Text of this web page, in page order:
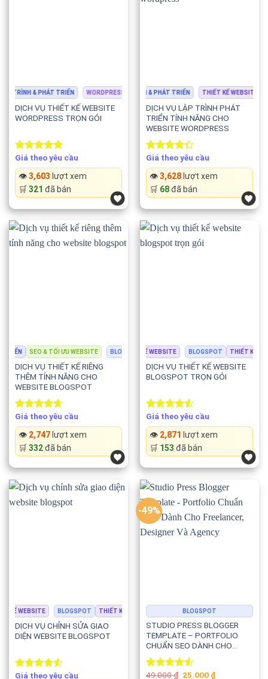
TRÌNH & PHÁT TRIỂN WORDPRESS THIẾT KẾ WEBSITE LẬP TRÌNH & PHÁT TRIỂN
DỊCH VỤ THIẾT KẾ WEBSITE
WORDPRESS TRỌN GÓI
Rated5.00
out of 5
Giá theo yêu cầu
👁️3,603 lượt xem
🛒 321 đã bán
THIẾT KẾ WEBSITE LẬP TRÌNH & PHÁT TRIỂN THIẾT KẾ WEBSITE
DỊCH VỤ LẬP TRÌNH PHÁT
TRIỂN TÍNH NĂNG CHO
WEBSITE WORDPRESS
Rated
4.33out
of 5
Giá theo yêu cầu
👁️3,628lượt xem
🛒 68đã bán
SEO & TỐI ƯU WEBSITE BLOGSPOT THIẾT KẾ WEBSITE LẬP TRÌNH & PHÁT
DỊCH VỤ THIẾT KẾ RIÊNG
THÊM TÍNH NĂNG CHO
WEBSITE BLOGSPOT
Rated4.67
out of 5
Giá theo yêu cầu
👁️ 2,747lượt xem
🛒 332đã bán
BLOGSPOT THIẾT KẾ WEBSITE BLOGSPOT THIẾT KẾ
DỊCH VỤ THIẾT KẾ WEBSITE
BLOGSPOT TRỌN GÓI
Rated
4.50out
of 5
Giá theo yêu cầu
👁️ 2,871 lượt xem
🛒 153 đã bán
KẾ WEBSITE BLOGSPOT THIẾT KẾ WEBSITE
DỊCH VỤ CHỈNH SỬA GIAO
DIỆN WEBSITE BLOGSPOT
Rated
Giá theo yêu cầu
-49%
BLOGSPOT
STUDIO PRESS BLOGGER
TEMPLATE – PORTFOLIO
CHUẨN SEO DÀNH CHO
FREELANCER, DESIGNER VÀ
AGENCY
Rated
49.000₫ Original
25.000 ₫Current